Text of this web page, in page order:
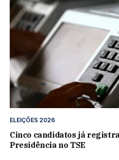
ELEIÇÕES 2026
Cinco candidatos já
Presidência no TSE